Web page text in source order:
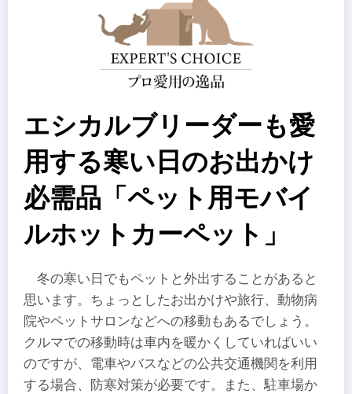
エシカルブリーダーも愛
用する寒い日のお出かけ
必需品「ペット用モバイ
ルホットカーペット」
冬の寒い日でもペットと外出することがあると
思います。ちょっとしたお出かけや旅行、動物病
院やペットサロンなどへの移動もあるでしょう。
クルマでの移動時は車内を暖かくしていればいい
のですが、電車やバスなどの公共交通機関を利用
する場合、防寒対策が必要です。また、駐車場か